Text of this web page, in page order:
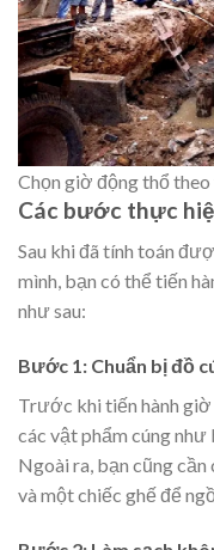
Chọn giờ động thổ theo
Các bước thực
Sau khi đã tính toán
mình, bạn có thể tiến
như sau:
Bước 1: Chuẩn bị đồ
Trước khi tiến hành giờ
các vật phẩm cúng
Ngoài ra, bạn cũng
và một chiếc ghế để